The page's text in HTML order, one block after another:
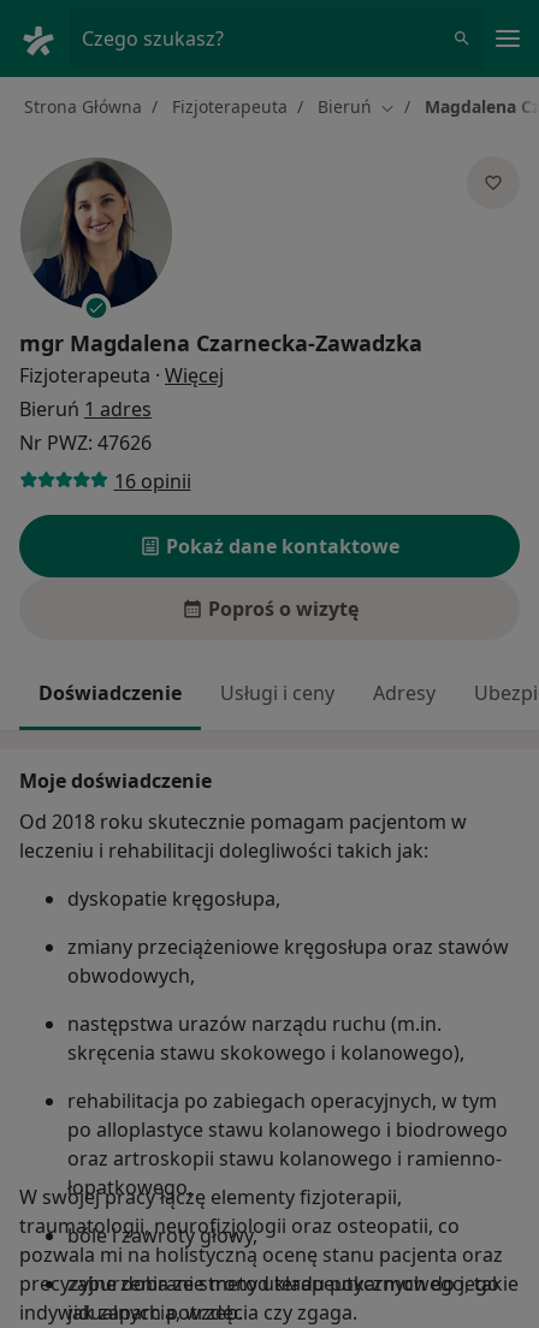
Czego szukasz?
Strona Główna Fizjoterapeuta Bieruń Zmień miasto
Magdalena
mgr Magdalena Czarnecka-Zawadzka
Fizjoterapeuta · Więcej
Bieruń 1 adres
Nr PWZ: 47626
16 opinii
Pokaż dane kontaktowe
Poproś o wizytę
Doświadczenie Usługi i ceny Adresy
Moje doświadczenie
Od 2018 roku skutecznie pomagam pacjentom w
leczeniu i rehabilitacji dolegliwości takich jak:
dyskopatie kręgosłupa,
zmiany przeciążeniowe kręgosłupa oraz stawów
obwodowych,
następstwa urazów narządu ruchu (m.in.
skręcenia stawu skokowego i kolanowego),
rehabilitacja po zabiegach operacyjnych, w tym
po alloplastyce stawu kolanowego i biodrowego
oraz artroskopii stawu kolanowego i ramienno-
łopatkowego,
bóle i zawroty głowy,
zaburzenia ze strony układu pokarmowego, takie
jak zaparcia, wzdęcia czy zgaga.
W swojej pracy łączę elementy fizjoterapii,
traumatologii, neurofizjologii oraz osteopatii, co
pozwala mi na holistyczną ocenę stanu pacjenta oraz
precyzyjne dobranie metod terapeutycznych do jego
indywidualnych potrzeb.